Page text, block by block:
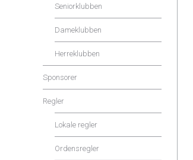
Seniorklubben
Dameklubben
Herreklubben
Sponsorer
Regler
Lokale regler
Ordensregler